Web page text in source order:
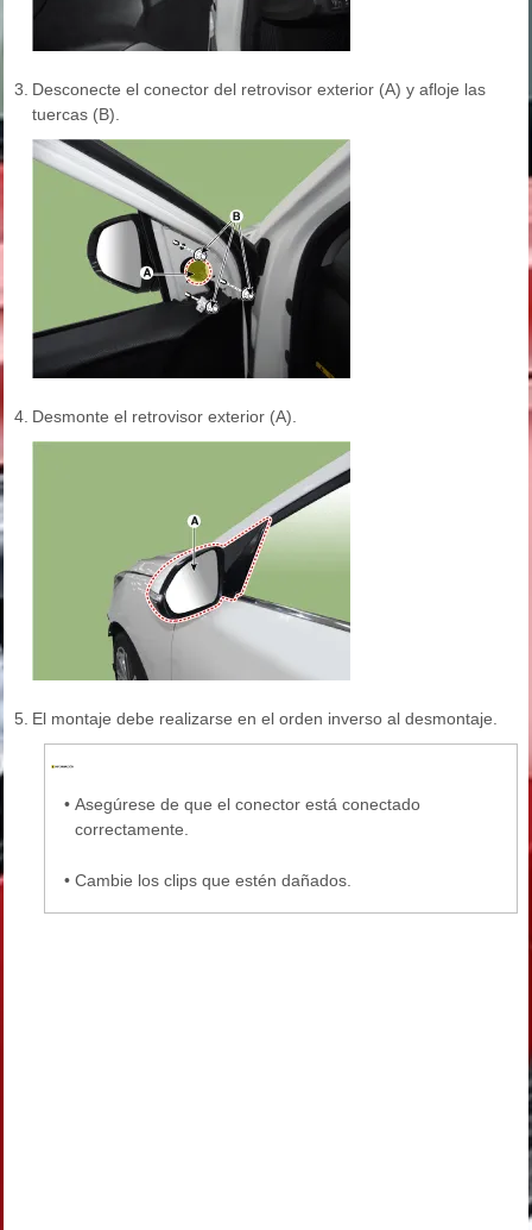
3. Desconecte el conector del retrovisor exterior (A) y afloje las
tuercas (B).
4. Desmonte el retrovisor exterior (A).
5. El montaje debe realizarse en el orden inverso al desmontaje.
• Asegúrese de que el conector está conectado
correctamente.
• Cambie los clips que estén dañados.